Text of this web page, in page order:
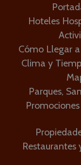
Hoteles
Cómo Llegar
Clima y
Parques,
Restaurantes